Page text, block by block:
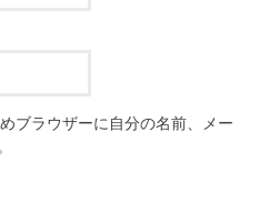
ブラウザーに自分の名前、メー